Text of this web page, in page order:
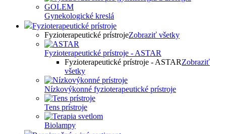
Gynekologické kreslá
Fyzioterapeutické prístroje
Fyzioterapeutické prístrojeZobraziť všetky
Fyzioterapeutické prístroje - ASTAR
Fyzioterapeutické prístroje - ASTARZobraziť
všetky
Nízkovýkonné fyzioterapeutické prístroje
Tens prístroje
Biolampy